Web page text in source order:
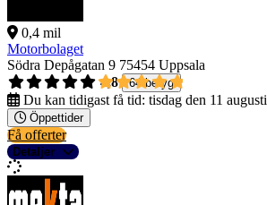
0,4 mil
Motorbolaget
Södra Depågatan 9 75454 Uppsala
4,8
64 betyg
Du kan tidigast få tid: tisdag den 11 augusti
Öppettider
Få offerter
Detaljer